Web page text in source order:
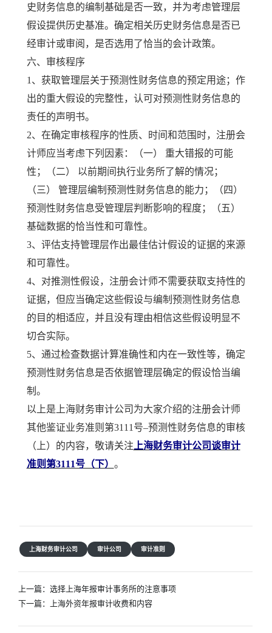
史财务信息的编制基础是否一致，并为考虑管理层
假设提供历史基准。确定相关历史财务信息是否已
经审计或审阅，是否选用了恰当的会计政策。
六、审核程序
1、获取管理层关于预测性财务信息的预定用途；作
出的重大假设的完整性，认可对预测性财务信息的
责任的声明书。
2、在确定审核程序的性质、时间和范围时，注册会
计师应当考虑下列因素：（一） 重大错报的可能
性；（二） 以前期间执行业务所了解的情况；
（三） 管理层编制预测性财务信息的能力；（四）
预测性财务信息受管理层判断影响的程度；（五）
基础数据的恰当性和可靠性。
3、评估支持管理层作出最佳估计假设的证据的来源
和可靠性。
4、对推测性假设，注册会计师不需要获取支持性的
证据，但应当确定这些假设与编制预测性财务信息
的目的相适应，并且没有理由相信这些假设明显不
切合实际。
5、通过检查数据计算准确性和内在一致性等，确定
预测性财务信息是否依据管理层确定的假设恰当编
制。
以上是上海财务审计公司为大家介绍的注册会计师
其他鉴证业务准则第3111号–预测性财务信息的审核
（上）的内容，敬请关注 上海财务审计公司谈审计
准则第3111号（下） 。
上海财务审计公司 审计公司 审计准则
文
章
导
上一篇： 选择上海年报审计事务所的注意事项
下一篇：
上海外资年报审计收费和内容